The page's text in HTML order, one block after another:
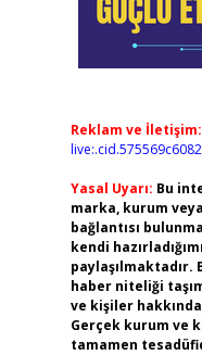
Reklam ve İletişim:
Yasal Uyarı: Bu
marka, kurum
bağlantısı
kendi
haber niteliği
ve kişiler
Gerçek kurum ve
tamamen